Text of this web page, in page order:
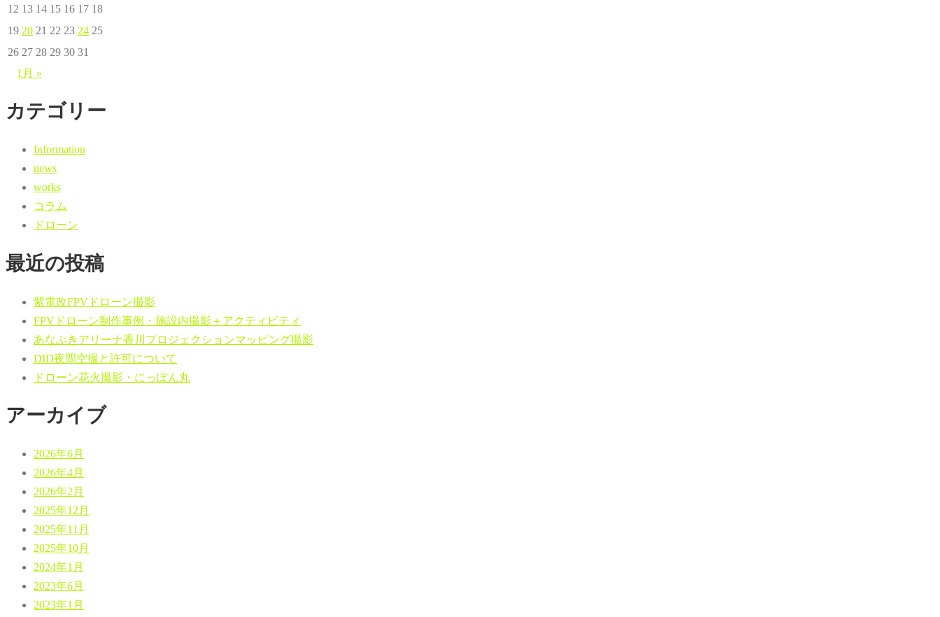
12 13 14 15 16 17 18
19 20 21 22 23 24 25
26 27 28 29 30 31
1月 »
カテゴリー
Information
news
works
コラム
ドローン
最近の投稿
紫電改FPVドローン撮影
FPVドローン制作事例・施設内撮影＋アクティビティ
あなぶきアリーナ香川プロジェクションマッピング撮影
DID夜間空撮と許可について
ドローン花火撮影・にっぽん丸
アーカイブ
2026年6月
2026年4月
2026年2月
2025年12月
2025年11月
2025年10月
2024年1月
2023年6月
2023年1月